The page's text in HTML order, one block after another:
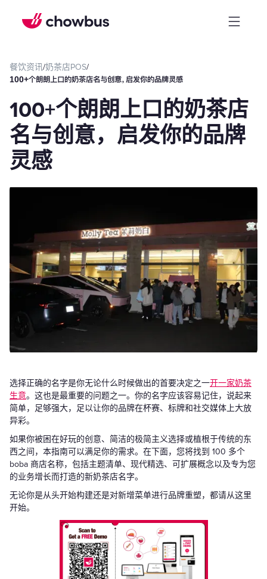
餐饮资讯/奶茶店POS/
100+个朗朗上口的奶茶店名与创意，启发你的品牌灵感
100+个朗朗上口的奶茶店
名与创意，启发你的品牌
灵感
选择正确的名字是你无论什么时候做出的首要决定之一开一家奶茶
生意。这也是最重要的问题之一。你的名字应该容易记住，说起来
简单，足够强大，足以让你的品牌在杯赛、标牌和社交媒体上大放
异彩。
如果你被困在好玩的创意、简洁的极简主义选择或植根于传统的东
西之间，本指南可以满足你的需求。在下面，您将找到 100 多个
boba 商店名称，包括主题清单、现代精选、可扩展概念以及专为您
的业务增长而打造的新奶茶店名字。
无论你是从头开始构建还是对新增菜单进行品牌重塑，都请从这里
开始。